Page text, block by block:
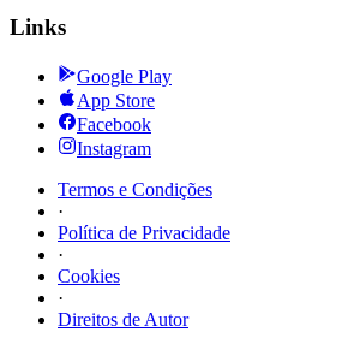
Links
Google Play
App Store
Facebook
Instagram
Termos e Condições
·
Política de Privacidade
·
Cookies
·
Direitos de Autor